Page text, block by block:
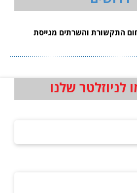
התקשורת והשרתים מגייסת
לניוזלטר שלנו